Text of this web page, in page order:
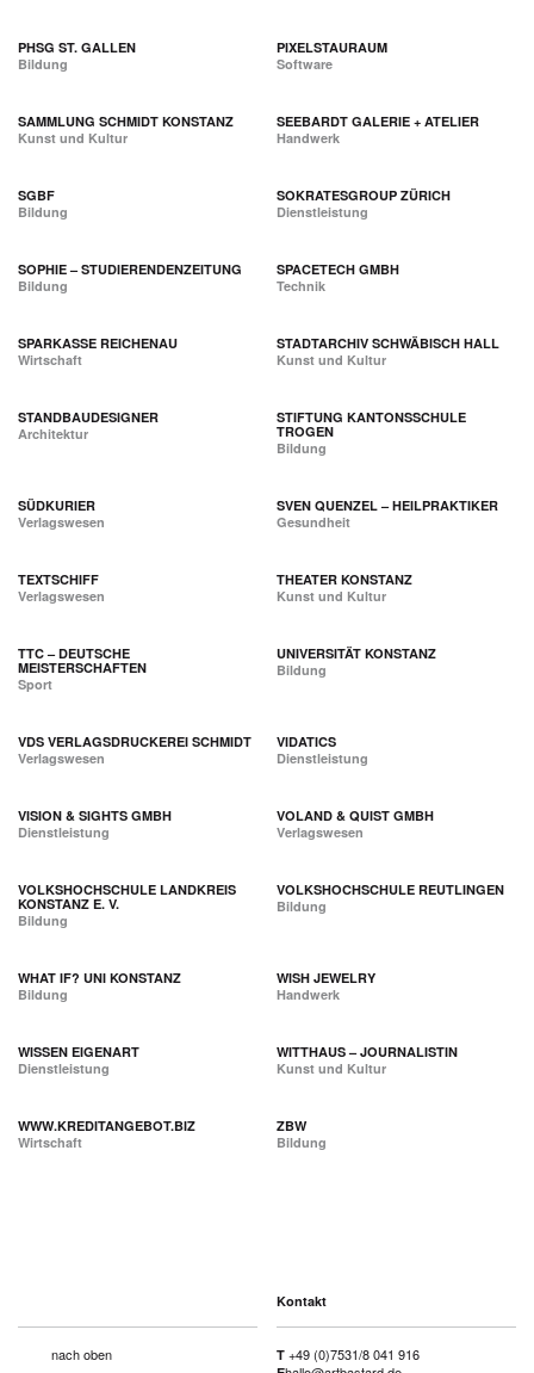
PHSG ST. GALLEN
Bildung
PIXELSTAURAUM
Software
SAMMLUNG SCHMIDT KONSTANZ
Kunst und Kultur
SEEBARDT GALERIE + ATELIER
Handwerk
SGBF
Bildung
SOKRATESGROUP ZÜRICH
Dienstleistung
SOPHIE – STUDIERENDENZEITUNG
Bildung
SPACETECH GMBH
Technik
SPARKASSE REICHENAU
Wirtschaft
STADTARCHIV SCHWÄBISCH HALL
Kunst und Kultur
STANDBAUDESIGNER
Architektur
STIFTUNG KANTONSSCHULE
TROGEN
Bildung
SÜDKURIER
Verlagswesen
SVEN QUENZEL – HEILPRAKTIKER
Gesundheit
TEXTSCHIFF
Verlagswesen
THEATER KONSTANZ
Kunst und Kultur
TTC – DEUTSCHE
MEISTERSCHAFTEN
Sport
UNIVERSITÄT KONSTANZ
Bildung
VDS VERLAGSDRUCKEREI SCHMIDT
Verlagswesen
VIDATICS
Dienstleistung
VISION & SIGHTS GMBH
Dienstleistung
VOLAND & QUIST GMBH
Verlagswesen
VOLKSHOCHSCHULE LANDKREIS
KONSTANZ E. V.
Bildung
VOLKSHOCHSCHULE REUTLINGEN
Bildung
WHAT IF? UNI KONSTANZ
Bildung
WISH JEWELRY
Handwerk
WISSEN EIGENART
Dienstleistung
WITTHAUS – JOURNALISTIN
Kunst und Kultur
WWW.KREDITANGEBOT.BIZ
Wirtschaft
ZBW
Bildung
nach oben
Kontakt
T +49 (0)7531/8 041 916